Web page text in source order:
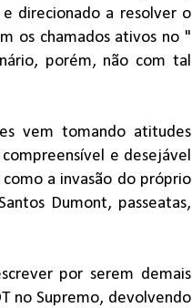
direcionado a resolver o
os chamados ativos no "
porém, não com tal
vem tomando atitudes
e desejável
a invasão do próprio
Dumont, passeatas,
por serem demais
no Supremo, devolvendo